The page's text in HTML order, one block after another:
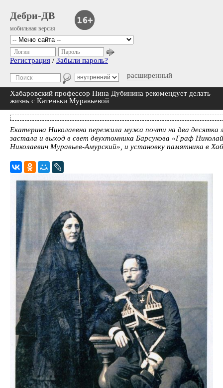
Дебри-ДВ
мобильная версия
расширенный
Логин Пароль
Регистрация / Забыли пароль?
Хабаровский профессор Нина Дубинина рекомендует делать
жизнь с Катеньки Муравьевой
Екатерина Николаевна пережила мужа почти на два десятка
застала и выход в свет двухтомника Барсукова «Граф Николай
Николаевич Муравьев-Амурский», и установку памятника в